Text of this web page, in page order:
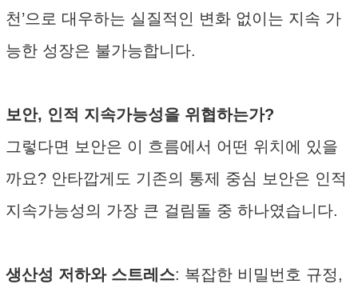
천’으로 대우하는 실질적인 변화 없이는 지속 가
능한 성장은 불가능합니다.
보안, 인적 지속가능성을 위협하는가?
그렇다면 보안은 이 흐름에서 어떤 위치에 있을
까요? 안타깝게도 기존의 통제 중심 보안은 인적
지속가능성의 가장 큰 걸림돌 중 하나였습니다.
생산성 저하와 스트레스: 복잡한 비밀번호 규정,